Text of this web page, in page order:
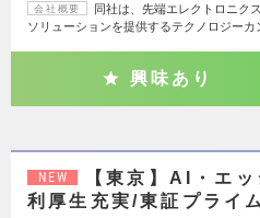
会社概要
同社は、先端エレクトロニク
ソリューションを提供するテクノロジー
興味あり
NEW
【東京】AI・エ
利厚生充実/東証プライ